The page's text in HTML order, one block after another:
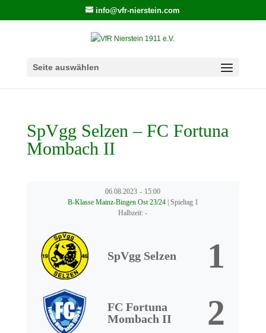
info@vfr-nierstein.com
Seite auswählen
SpVgg Selzen – FC Fortuna
Mombach II
06.08.2023 - 15:00
B-Klasse Mainz-Bingen Ost 23/24 | Spieltag 1
Halbzeit: -
SpVgg Selzen 1
FC Fortuna
Mombach II
2